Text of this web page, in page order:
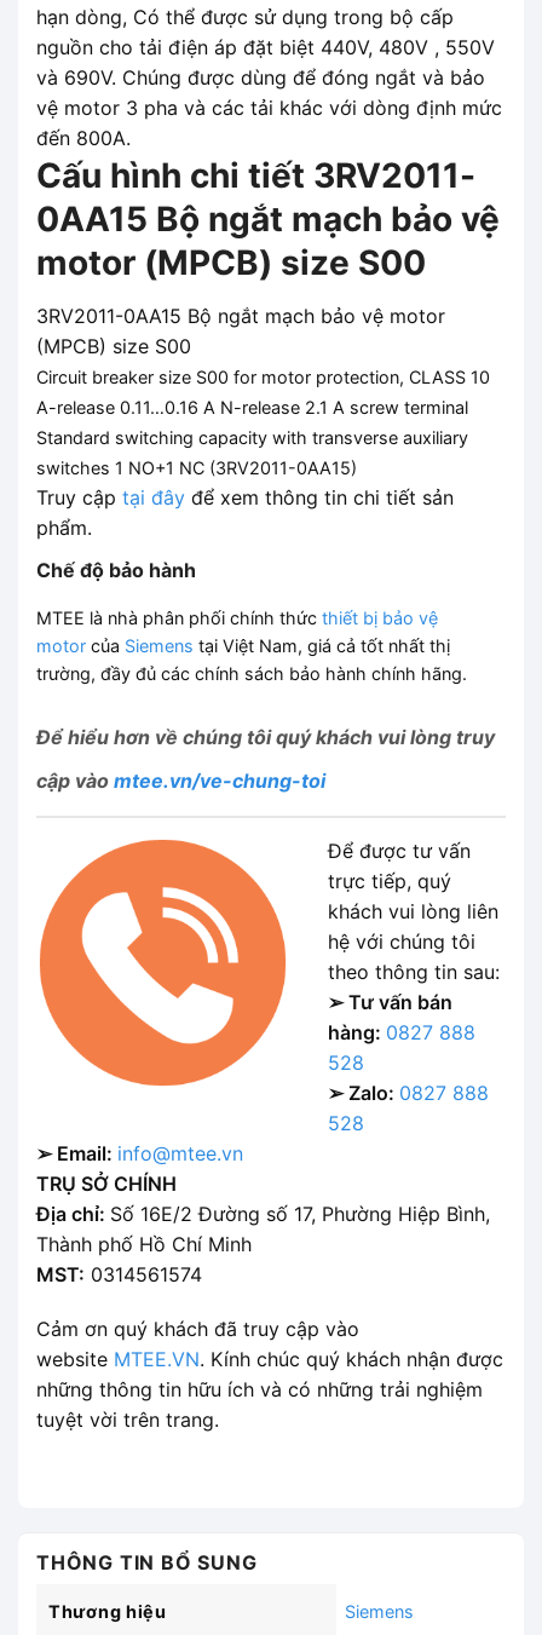
hạn dòng, Có thể được sử dụng trong bộ cấp
nguồn cho tải điện áp đặt biệt 440V, 480V , 550V
và 690V. Chúng được dùng để đóng ngắt và bảo
vệ motor 3 pha và các tải khác với dòng định mức
đến 800A.
Cấu hình chi tiết 3RV2011-
0AA15 Bộ ngắt mạch bảo vệ
motor (MPCB) size S00
3RV2011-0AA15 Bộ ngắt mạch bảo vệ motor
(MPCB) size S00
Circuit breaker size S00 for motor protection, CLASS 10
A-release 0.11…0.16 A N-release 2.1 A screw terminal
Standard switching capacity with transverse auxiliary
switches 1 NO+1 NC (3RV2011-0AA15)
Truy cập tại đây để xem thông tin chi tiết sản
phẩm.
Chế độ bảo hành
MTEE là nhà phân phối chính thức thiết bị bảo vệ
motor của Siemens tại Việt Nam, giá cả tốt nhất thị
trường, đầy đủ các chính sách bảo hành chính hãng.
Để hiểu hơn về chúng tôiquý khách vui lòng truy
cập vào mtee.vn/ve-chung-toi
Để được tư vấn
trực tiếp, quý
khách vui lòng liên
hệ với chúng tôi
theo thông tin sau:
➢ Tư vấn bán
hàng: 0827 888
528
➢ Zalo: 0827 888
528
➢ Email: info@mtee.vn
TRỤ SỞ CHÍNH
Địa chỉ: Số 16E/2 Đường số 17, Phường Hiệp Bình,
Thành phố Hồ Chí Minh
MST: 0314561574
Cảm ơn quý khách đã truy cập vào
website MTEE.VN. Kính chúc quý khách nhận được
những thông tin hữu ích và có những trải nghiệm
tuyệt vời trên trang.
THÔNG TIN BỔ SUNG
Thương hiệu Siemens